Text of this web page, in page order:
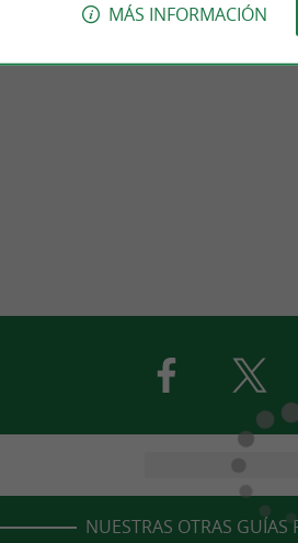
NUESTRAS OTRAS GUÍAS
MÁS INFORMACIÓN